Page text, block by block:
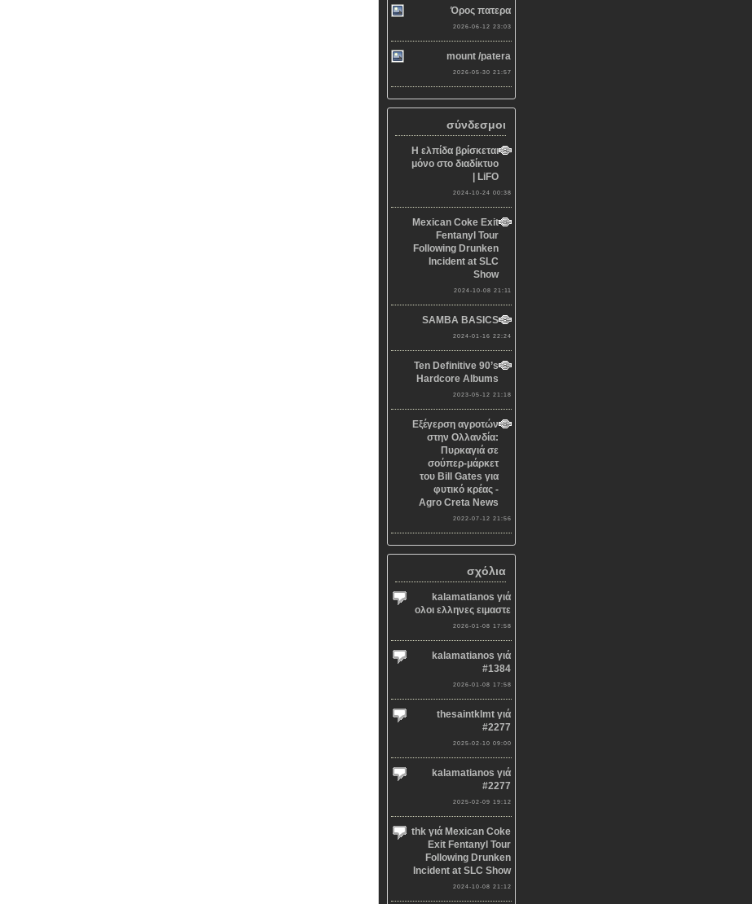
Όρος πατερα
2026-06-12 23:03
mount /patera
2026-05-30 21:57
σύνδεσμοι
Η ελπίδα βρίσκεται
μόνο στο διαδίκτυο
| LiFO
2024-10-24 00:38
Mexican Coke Exit
Fentanyl Tour
Following Drunken
Incident at SLC
Show
2024-10-08 21:11
SAMBA BASICS
2024-01-16 22:24
Ten Definitive 90’s
Hardcore Albums
2023-05-12 21:18
Εξέγερση αγροτών
στην Ολλανδία:
Πυρκαγιά σε
σούπερ-μάρκετ
του Bill Gates για
φυτικό κρέας -
Agro Creta News
2022-07-12 21:56
σχόλια
kalamatianos γιά
ολοι ελληνες ειμαστε
2026-01-08 17:58
kalamatianos γιά
#1384
2026-01-08 17:58
thesaintklmt γιά
#2277
2025-02-10 09:00
kalamatianos γιά
#2277
2025-02-09 19:12
thk γιά Mexican Coke
Exit Fentanyl Tour
Following Drunken
Incident at SLC Show
2024-10-08 21:12